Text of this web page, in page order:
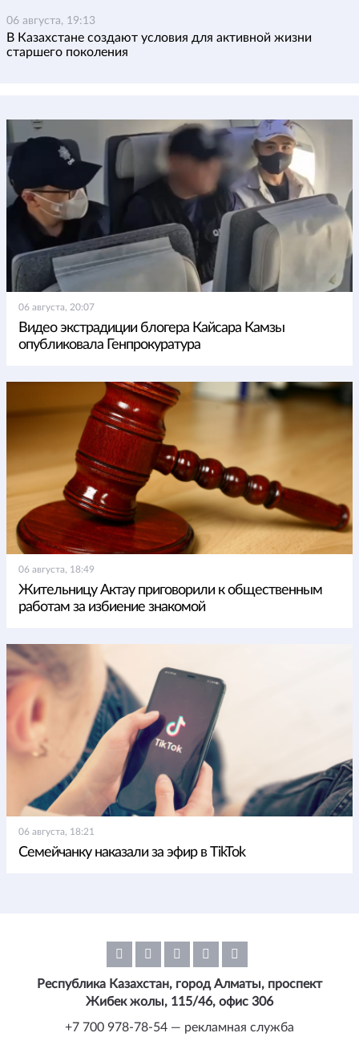
06 августа, 19:13
В Казахстане создают условия для активной жизни
старшего поколения
06 августа, 20:07
Видео экстрадиции блогера Кайсара Камзы
опубликовала Генпрокуратура
06 августа, 18:49
Жительницу Актау приговорили к общественным
работам за избиение знакомой
06 августа, 18:21
Семейчанку наказали за эфир в TikTok
Республика Казахстан, город Алматы, проспект
Жибек жолы, 115/46, офис 306
+7 700 978-78-54 — рекламная служба